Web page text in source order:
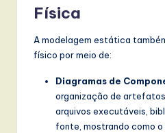
Física
A modelagem estática
físico por meio de:
Diagramas de
organização de
arquivos executáveis,
fonte, mostrando como